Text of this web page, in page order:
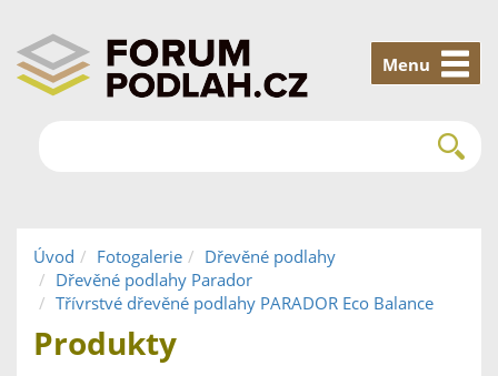
Menu
Úvod Fotogalerie
Dřevěné podlahy
Dřevěné podlahy Parador
Třívrstvé dřevěné podlahy PARADOR Eco Balance
Produkty